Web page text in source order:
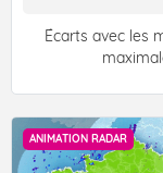
Écarts avec les
ANIMATION RADAR